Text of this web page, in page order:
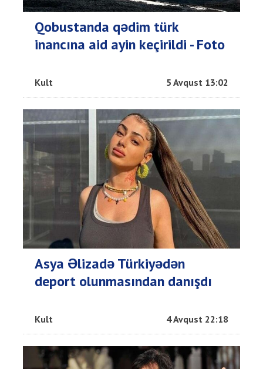
Qobustanda qədim türk
inancına aid ayin keçirildi - Foto
Kult 5 Avqust 13:02
Asya Əlizadə Türkiyədən
deport olunmasından danışdı
Kult 4 Avqust 22:18